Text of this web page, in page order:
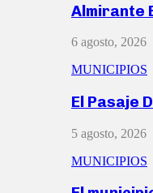
Almirante
6 agosto, 2026
MUNICIPIOS
El Pasaje
5 agosto, 2026
MUNICIPIOS